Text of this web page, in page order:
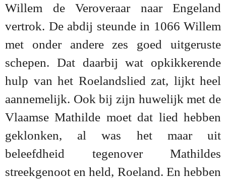
Willem de Veroveraar naar Engeland
vertrok. De abdij steunde in 1066 Willem
met onder andere zes goed uitgeruste
schepen. Dat daarbij wat opkikkerende
hulp van het Roelandslied zat, lijkt heel
aannemelijk. Ook bij zijn huwelijk met de
Vlaamse Mathilde moet dat lied hebben
geklonken, al was het maar uit
beleefdheid tegenover Mathildes
streekgenoot en held, Roeland. En hebben